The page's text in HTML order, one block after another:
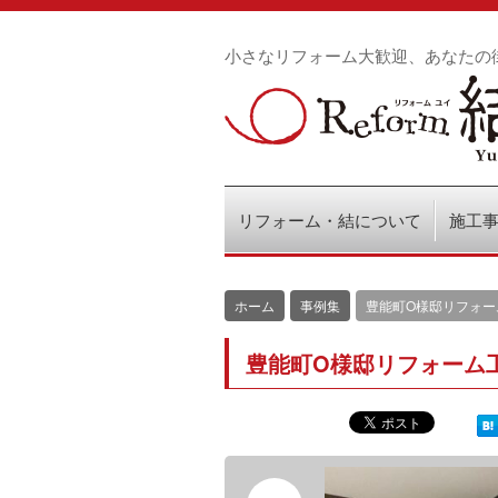
小さなリフォーム大歓迎、あなた
リフォーム・結について 施工
ホーム 事例集 豊能町O様邸リフォ
豊能町O様邸リフォーム